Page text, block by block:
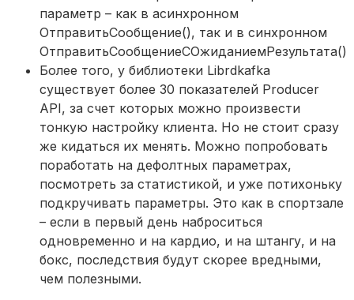
параметр – как в асинхронном
ОтправитьСообщение(), так и в синхронном
ОтправитьСообщениеСОжиданиемРезультата().
Более того, у библиотеки Librdkafka
существует более 30 показателей Producer
API, за счет которых можно произвести
тонкую настройку клиента. Но не стоит сразу
же кидаться их менять. Можно попробовать
поработать на дефолтных параметрах,
посмотреть за статистикой, и уже потихоньку
подкручивать параметры. Это как в спортзале
– если в первый день наброситься
одновременно и на кардио, и на штангу, и на
бокс, последствия будут скорее вредными,
чем полезными.